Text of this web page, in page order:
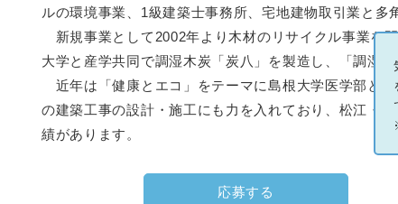
ルの環境事業、1級建築士事務所、宅地建物取引業と
新規事業として2002年より木材のリサイクル事業を
大学と産学共同で調湿木炭「炭八」を製造し、「調湿
近年は「健康とエコ」をテーマに島根大学医学部と
の建築工事の設計・施工にも力を入れており、松江・
績があります。
応募する